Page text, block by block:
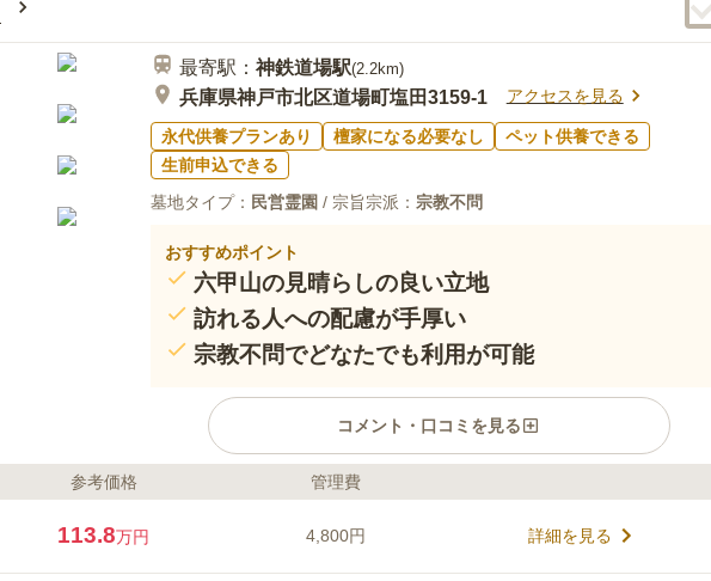
霊園ないの監理事務所内で花の販売をやっているので便利では
あるがいかんせん一対の値段が非常に高いためまず利用するこたがすく
ないです 又せんこうやろうそくも販売はしているがあまり好ましくな
いのでりようしません
口コミの続きを読む
最寄駅： 神鉄道場駅(2.2km)
兵庫県神戸市北区道場町塩田3159-1 アクセスを見る
永代供養プランあり 檀家になる必要なし
ペット供養できる
生前申込できる
墓地タイプ： 民営霊園 / 宗旨宗派： 宗教不問
おすすめポイント
六甲山の見晴らしの良い立地
訪れる人への配慮が手厚い
宗教不問でどなたでも利用が可能
コメント・口コミを見る
ライフドット編集部のコメント
っており、六甲山や有馬富士などを望むことが出来ます。園内
もバリアフリー設計になっており、充実しています。
参考価格 管理費
113.8万円 4,800円 詳細を見る